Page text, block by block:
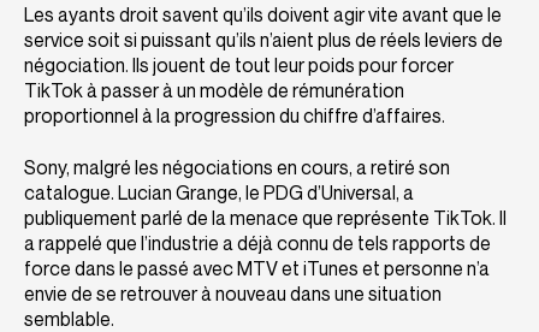
Les ayants droit savent qu’ils doivent agir vite avant que le
service soit si puissant qu’ils n’aient plus de réels leviers de
négociation. Ils jouent de tout leur poids pour forcer
TikTok à passer à un modèle de rémunération
proportionnel à la progression du chiffre d’affaires.
Sony, malgré les négociations en cours, a retiré son
catalogue. Lucian Grange, le PDG d’Universal, a
publiquement parlé de la menace que représente TikTok. Il
a rappelé que l’industrie a déjà connu de tels rapports de
force dans le passé avec MTV et iTunes et personne n’a
envie de se retrouver à nouveau dans une situation
semblable.